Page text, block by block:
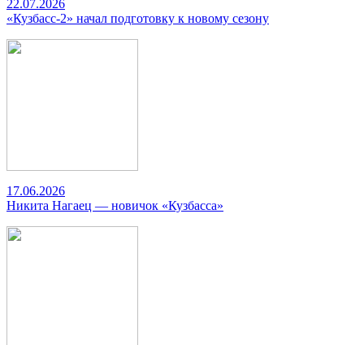
22.07.2026
«Кузбасс-2» начал подготовку к новому сезону
17.06.2026
Никита Нагаец — новичок «Кузбасса»